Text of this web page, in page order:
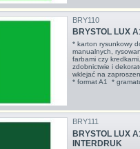
BRY110
BRYSTOL LUX
* karton rysunkowy
manualnych,
farbami czy
zdobnictwie i
wklejać na
* format A1 *
BRY111
BRYSTOL LUX
INTERDRUK